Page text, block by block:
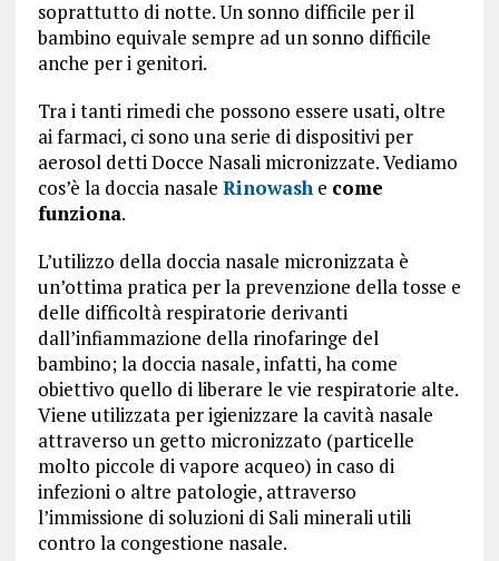
soprattutto di notte. Un sonno difficile per il
bambino equivale sempre ad un sonno difficile
anche per i genitori.
Tra i tanti rimedi che possono essere usati, oltre
ai farmaci, ci sono una serie di dispositivi per
aerosol detti Docce Nasali micronizzate. Vediamo
cos’è la doccia nasale Rinowashe come
funziona.
L’utilizzo della doccia nasale micronizzata è
un’ottima pratica per la prevenzione della tosse e
delle difficoltà respiratorie derivanti
dall’infiammazione della rinofaringe del
bambino; la doccia nasale, infatti, ha come
obiettivo quello di liberare le vie respiratorie alte.
Viene utilizzata per igienizzare la cavità nasale
attraverso un getto micronizzato (particelle
molto piccole di vapore acqueo) in caso di
infezioni o altre patologie, attraverso
l’immissione di soluzioni di Sali minerali utili
contro la congestione nasale.